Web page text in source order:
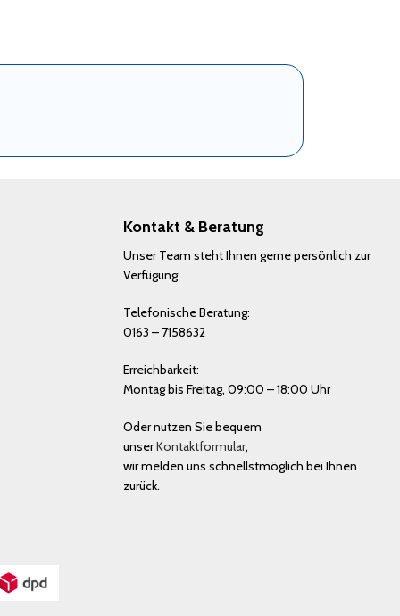
Kontakt & Beratung
Unser Team steht Ihnen gerne persönlich zur
Verfügung:
Telefonische Beratung:
0163 – 7158632
Erreichbarkeit:
Montag bis Freitag, 09:00 – 18:00 Uhr
Oder nutzen Sie bequem
unserKontaktformular,
wir melden uns schnellstmöglich bei Ihnen
zurück.